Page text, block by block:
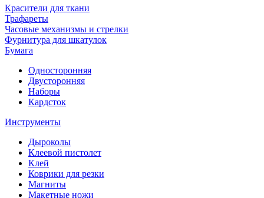
Красители для ткани
Трафареты
Часовые механизмы и стрелки
Фурнитура для шкатулок
Бумага
Односторонняя
Двусторонняя
Наборы
Кардсток
Инструменты
Дыроколы
Клеевой пистолет
Клей
Коврики для резки
Магниты
Макетные ножи